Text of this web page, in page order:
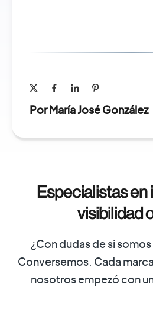
Por María José González
Especialistas en
visibilidad
¿Con dudas de si
Conversemos. Cada
nosotros empezó con